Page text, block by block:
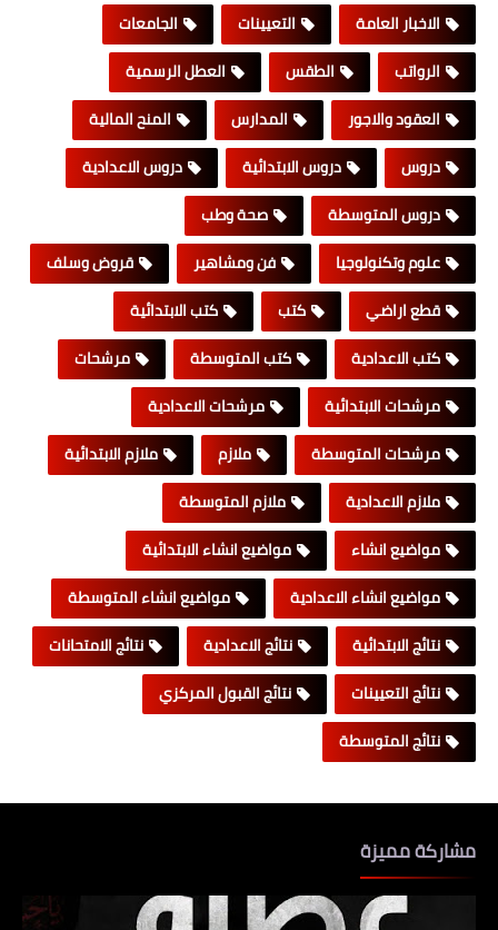
الاخبار العامة
التعيينات
الجامعات
الرواتب
الطقس
العطل الرسمية
العقود والاجور
المدارس
المنح المالية
دروس
دروس الابتدائية
دروس الاعدادية
دروس المتوسطة
صحة وطب
علوم وتكنولوجيا
فن ومشاهير
قروض وسلف
قطع اراضي
كتب
كتب الابتدائية
كتب الاعدادية
كتب المتوسطة
مرشحات
مرشحات الابتدائية
مرشحات الاعدادية
مرشحات المتوسطة
ملازم
ملازم الابتدائية
ملازم الاعدادية
ملازم المتوسطة
مواضيع انشاء
مواضيع انشاء الابتدائية
مواضيع انشاء الاعدادية
مواضيع انشاء المتوسطة
نتائج الابتدائية
نتائج الاعدادية
نتائج الامتحانات
نتائج التعيينات
نتائج القبول المركزي
نتائج المتوسطة
مشاركة مميزة